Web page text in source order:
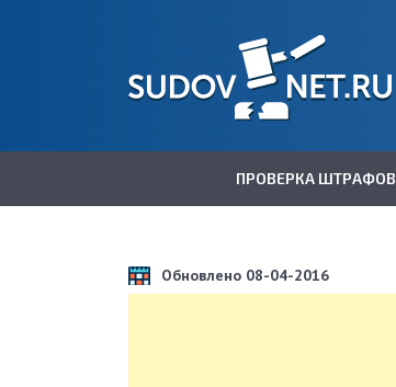
ПРОВЕРКА ШТРАФОВ
Обновлено 08-04-2016